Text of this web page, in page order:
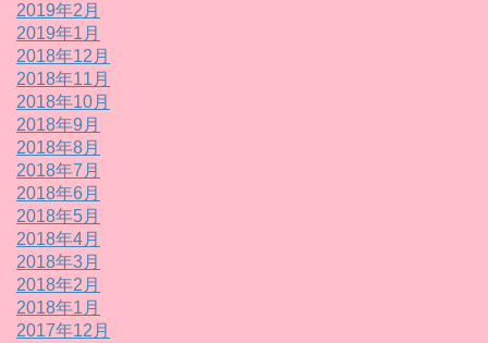
2019年2月
2019年1月
2018年12月
2018年11月
2018年10月
2018年9月
2018年8月
2018年7月
2018年6月
2018年5月
2018年4月
2018年3月
2018年2月
2018年1月
2017年12月